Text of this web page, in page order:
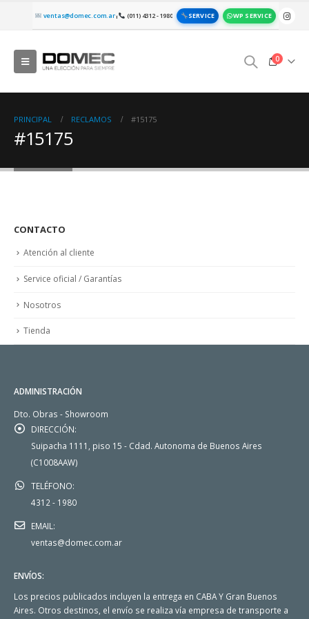
ventas@domec.com.ar| (011) 4312 - 1980 SERVICE WP SERVICE
0
PRINCIPAL RECLAMOS #15175
#15175
CONTACTO
Atención al cliente
Service oficial / Garantías
Nosotros
Tienda
ADMINISTRACIÓN
Dto. Obras - Showroom
DIRECCIÓN:
Suipacha 1111, piso 15 - Cdad. Autonoma de Buenos Aires
(C1008AAW)
TELÉFONO:
4312 - 1980
EMAIL:
ventas@domec.com.ar
ENVÍOS:
Los precios publicados incluyen la entrega en CABA Y Gran Buenos
Aires. Otros destinos, el envío se realiza vía empresa de transporte a